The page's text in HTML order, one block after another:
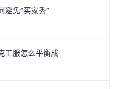
避免“买家秀”
工服怎么平衡成